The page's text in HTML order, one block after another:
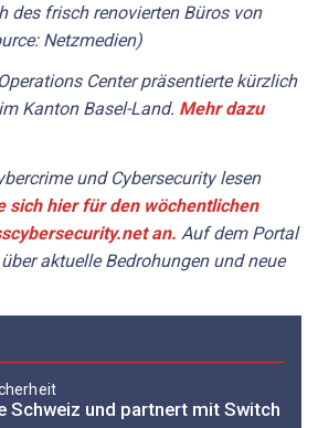
des frisch renovierten Büros von
Netzmedien)
Center präsentierte kürzlich
Kanton Basel-Land. Mehr dazu
und Cybersecurity lesen
sich hier für den wöchentlichen
an. Auf dem Portal
aktuelle Bedrohungen und neue
Schweiz und partnert mit Switch